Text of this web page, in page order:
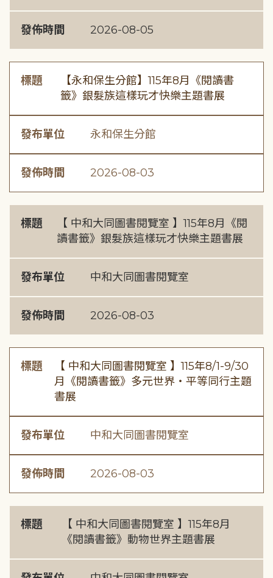
發佈時間 2026-08-05
標題
【永和保生分館】115年8月《閱讀書
籤》銀髮族這樣玩才快樂主題書展
發布單位 永和保生分館
發佈時間 2026-08-03
標題
【 中和大同圖書閱覽室 】115年8月《閱
讀書籤》銀髮族這樣玩才快樂主題書展
發布單位 中和大同圖書閱覽室
發佈時間 2026-08-03
標題
【 中和大同圖書閱覽室 】115年8/1-9/30
月《閱讀書籤》多元世界・平等同行主題
書展
發布單位 中和大同圖書閱覽室
發佈時間 2026-08-03
標題
【 中和大同圖書閱覽室 】115年8月
《閱讀書籤》動物世界主題書展